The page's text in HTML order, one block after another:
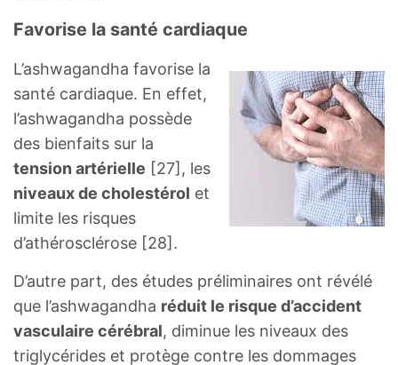
Favorise la santé cardiaque
L’ashwagandha favorise la
santé cardiaque. En effet,
l’ashwagandha possède
des bienfaits sur la
tension artérielle [27], les
niveaux de cholestérol et
limite les risques
d’athérosclérose [28].
D’autre part, des études préliminaires ont révélé
que l’ashwagandha réduit le risque d’accident
vasculaire cérébral, diminue les niveaux des
triglycérides et protège contre les dommages